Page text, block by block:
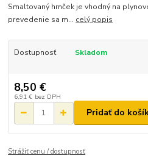
Smaltovaný hrnček je vhodný na
prevedenie sa m... celý popis
Dostupnosť Skladom
8,50 €
6,91 € bez DPH
Pridať do
Strážiť cenu / dostupnosť